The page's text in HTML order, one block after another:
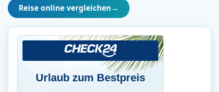
Reise online vergleichen→
Urlaub zum Bestpreis